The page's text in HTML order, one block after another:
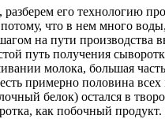
его технологию
что в нем много
на пути производства
путь получения
молока, большая
примерно половина
белок) остался в
как побочный